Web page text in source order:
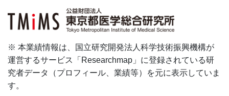
※ 本業績情報は、国立研究開発法人科学技術振興機構が
運営するサービス「Researchmap」に登録されている研
究者データ（プロフィール、業績等）を元に表示していま
す。